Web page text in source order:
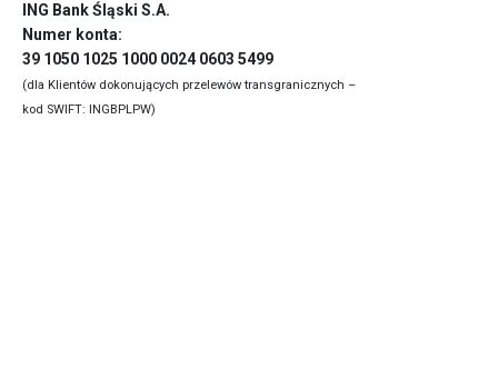
ING Bank Śląski S.A.
Numer konta:
39 1050 1025 1000 0024 0603 5499
(dla Klientów dokonujących przelewów transgranicznych –
kod SWIFT: INGBPLPW)